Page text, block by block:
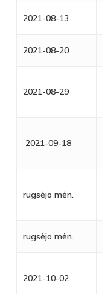
2021-08-13
2021-08-20
2021-08-29
2021-09-18
rugsėjo mėn.
rugsėjo mėn.
2021-10-02